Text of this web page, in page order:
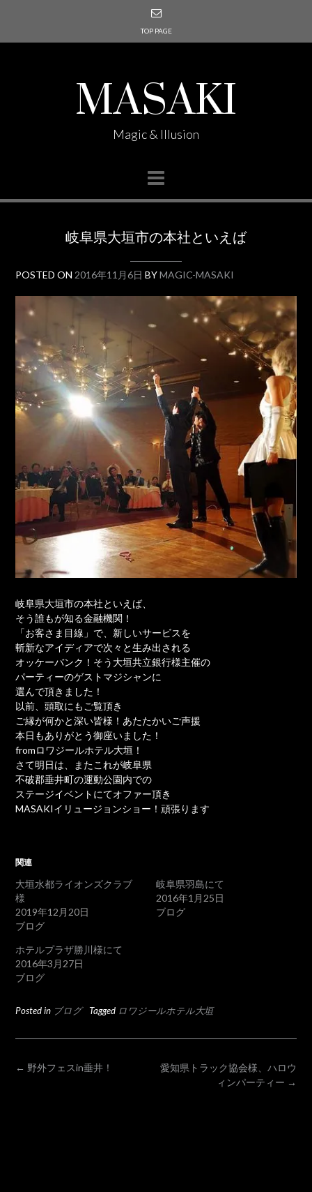
TOP PAGE
MASAKI
Magic & Illusion
岐阜県大垣市の本社といえば
POSTED ON 2016年11月6日 BYMAGIC-MASAKI
岐阜県大垣市の本社といえば、
そう誰もが知る金融機関！
「お客さま目線」で、新しいサービスを
斬新なアイディアで次々と生み出される
オッケーバンク！そう大垣共立銀行様主催の
パーティーのゲストマジシャンに
選んで頂きました！
以前、頭取にもご覧頂き
ご縁が何かと深い皆様！あたたかいご声援
本日もありがとう御座いました！
fromロワジールホテル大垣！
さて明日は、またこれが岐阜県
不破郡垂井町の運動公園内での
ステージイベントにてオファー頂き
MASAKIイリュージョンショー！頑張ります
関連
大垣水都ライオンズクラブ
様
2019年12月20日
ブログ
岐阜県羽島にて
2016年1月25日
ブログ
ホテルプラザ勝川様にて
2016年3月27日
ブログ
Posted in ブログ Tagged ロワジールホテル大垣
POST
愛知県トラック協会様、ハロウ
ィンパーティー →
← 野外フェスin垂井！